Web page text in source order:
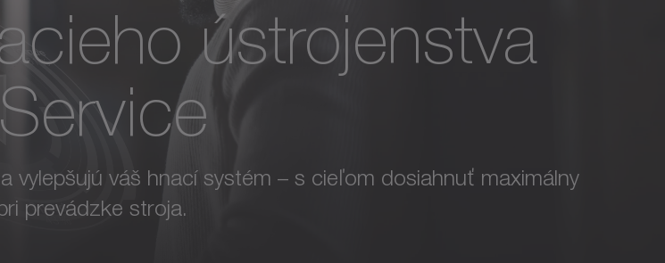
ústrojenstva
vylepšujú váš hnací systém – s cieľom dosiahnuť maximálny
prevádzke stroja.